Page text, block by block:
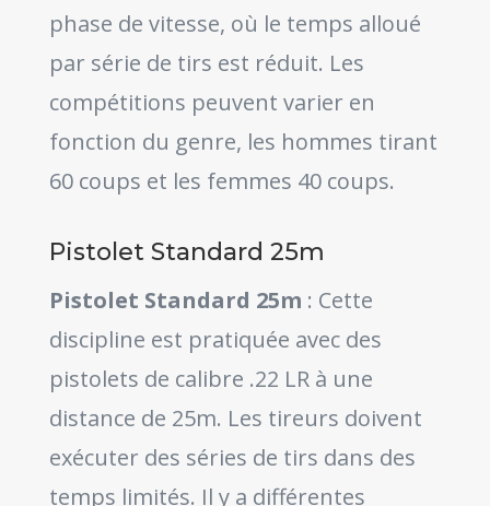
phase de vitesse, où le temps alloué
par série de tirs est réduit. Les
compétitions peuvent varier en
fonction du genre, les hommes tirant
60 coups et les femmes 40 coups.
Pistolet Standard 25m
Pistolet Standard 25m : Cette
discipline est pratiquée avec des
pistolets de calibre .22 LR à une
distance de 25m. Les tireurs doivent
exécuter des séries de tirs dans des
temps limités. Il y a différentes